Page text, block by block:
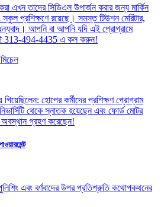
এখন তাদের সিডিএল উপার্জন করার জন্য মার্কিন
স্কুল প্রশিক্ষণে রয়েছে। সমস্ত টিউশন মেরিটার,
আপনি বা আপনি যদি এই প্রোগ্রামে
313-494-4435 এ কল করুন!
হোপের কর্মীদের প্রশিক্ষণ প্রোগ্রাম
থেকে স্নাতক হয়েছেন এবং ফোর্ড মোটর
অবস্থান গ্রহণ করেছেন!
এবং বর্ণবাদের উপর প্রতিশ্রুতি কথোপকথনের